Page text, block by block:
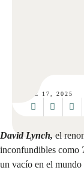
ENE 17, 2025
David Lynch, el
inconfundibles como
un vacío en el